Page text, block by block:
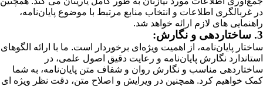
در غربالگری اطلاعات و انتخاب منابع مرتبط با موضوع پایان‌نامه،
راهنمایی های لازم ارائه خواهد شد.
3. ساختاردهی و نگارش:
ساختار پایان‌نامه، از اهمیت ویژه‌ای برخوردار است. ما با ارائه الگوهای
استاندارد نگارش پایان‌نامه و رعایت دقیق اصول علمی، در
ساختاردهی مناسب و نگارش روان و شفاف متن پایان‌نامه، به شما
کمک خواهیم کرد. همچنین در ویرایش و اصلاح متن، دقت نظر ویژه ای